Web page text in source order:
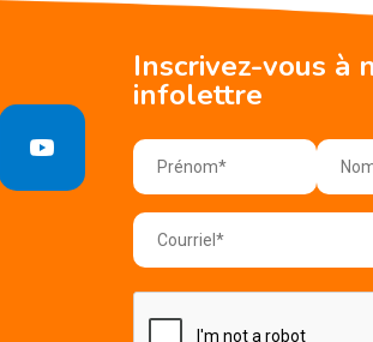
Inscrivez-vous à
infolettre